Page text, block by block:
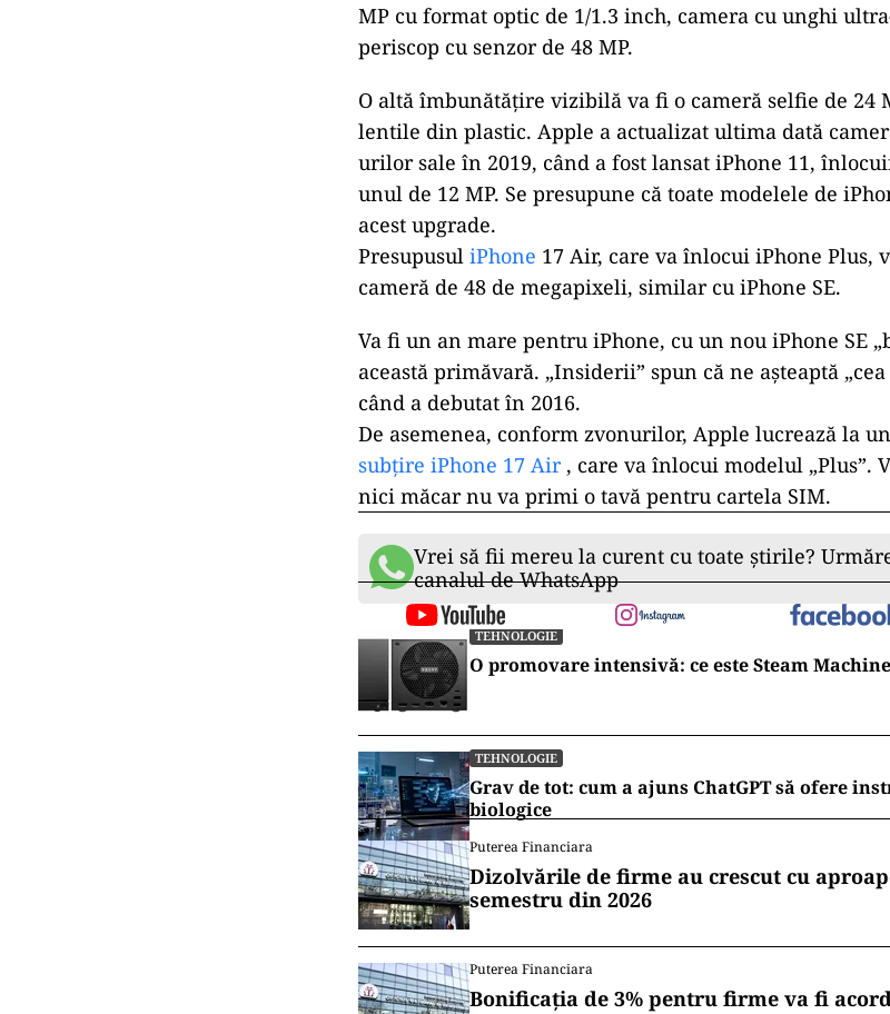
MP cu format optic de 1/1.3 inch, camera cu unghi
periscop cu senzor de 48 MP.
O altă îmbunătățire vizibilă va fi o cameră selfie de 24
lentile din plastic. Apple a actualizat ultima dată
urilor sale în 2019, când a fost lansat iPhone 11,
unul de 12 MP. Se presupune că toate modelele de
acest upgrade.
Presupusul iPhone 17 Air, care va înlocui iPhone Plus,
cameră de 48 de megapixeli, similar cu iPhone SE.
Va fi un an mare pentru iPhone, cu un nou iPhone SE
această primăvară. „Insiderii” spun că ne așteaptă
când a debutat în 2016.
De asemenea, conform zvonurilor, Apple lucrează la
subțire iPhone 17 Air, care va înlocui modelul „Plus”.
nici măcar nu va primi o tavă pentru cartela SIM.
Vrei să fii mereu la curent cu toate știrile?
canalul de WhatsApp
TEHNOLOGIE
O promovare intensivă: ce este Steam Machine
TEHNOLOGIE
Grav de tot: cum a ajuns ChatGPT să ofere
biologice
Puterea Financiara
Dizolvările de firme au crescut cu
semestru din 2026
Puterea Financiara
Bonificația de 3% pentru firme va fi